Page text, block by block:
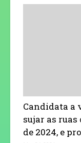
Candidata a
sujar as
de 2024, e